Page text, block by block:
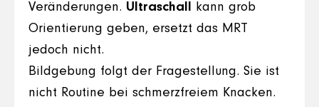
Veränderungen. Ultraschall kann grob
Orientierung geben, ersetzt das MRT
jedoch nicht.
Bildgebung folgt der Fragestellung. Sie ist
nicht Routine bei schmerzfreiem Knacken.